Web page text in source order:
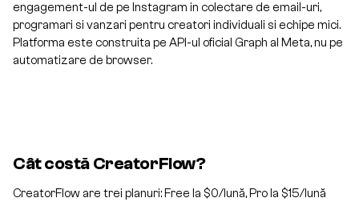
engagement-ul de pe Instagram in colectare de email-uri,
programari si vanzari pentru creatori individuali si echipe mici.
Platforma este construita pe API-ul oficial Graph al Meta, nu pe
automatizare de browser.
Cât costă CreatorFlow?
CreatorFlow are trei planuri: Free la $0/lună, Pro la $15/lună